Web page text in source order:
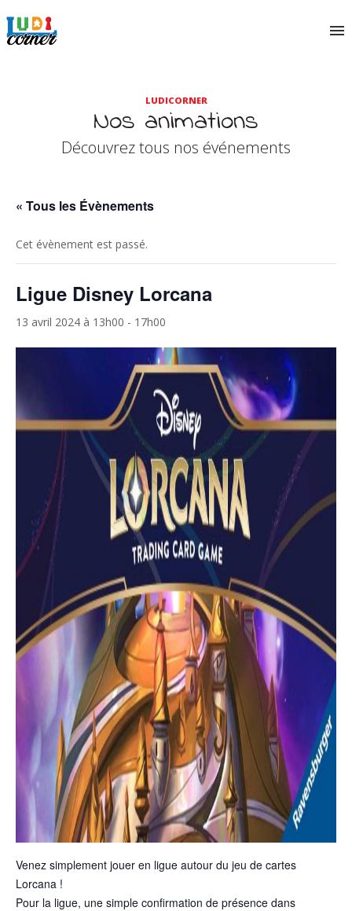
LUDICORNER
Nos animations
Découvrez tous nos événements
« Tous les Évènements
Cet évènement est passé.
Ligue Disney Lorcana
13 avril 2024 à 13h00 - 17h00
Venez simplement jouer en ligue autour du jeu de cartes
Lorcana !
Pour la ligue, une simple confirmation de présence dans